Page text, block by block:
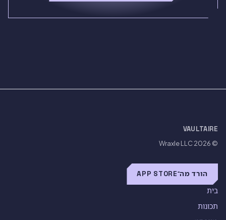
VAULTAIRE
© 2026
Wraxle LLC
הורד מה־APP STORE
בית
תכונות